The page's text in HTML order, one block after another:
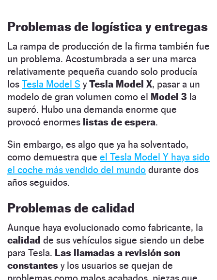
Problemas de logística y entregas
La rampa de producción de la firma también fue
un problema. Acostumbrada a ser una marca
relativamente pequeña cuando solo producía
los Tesla Model S yTesla Model X, pasar a un
modelo de gran volumen como el Model 3 la
superó. Hubo una demanda enorme que
provocó enormes listas de espera.
Sin embargo, es algo que ya ha solventado,
como demuestra que el Tesla Model Y haya sido
el coche más vendido del mundo durante dos
años seguidos.
Problemas de calidad
Aunque haya evolucionado como fabricante, la
calidad de sus vehículos sigue siendo un debe
para Tesla. Las llamadas a revisión son
constantes y los usuarios se quejan de